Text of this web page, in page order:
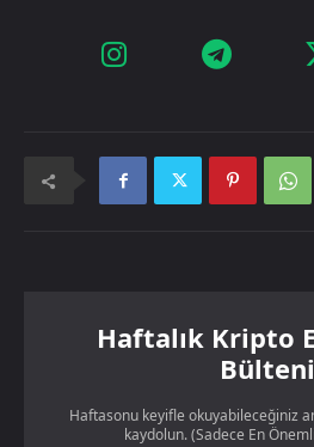
Haftalık Kripto
Bülteni
Haftasonu keyifle okuyabileceğiniz
kaydolun. (Sadece En